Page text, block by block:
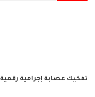
تفكيك عصابة إجرامية رقمية